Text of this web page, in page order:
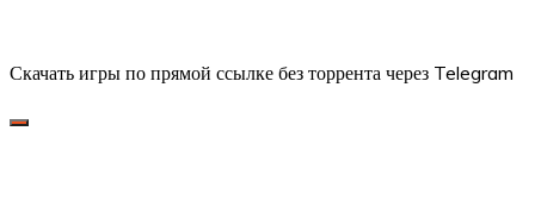
Скачать игры по прямой ссылке без торрента через Telegram